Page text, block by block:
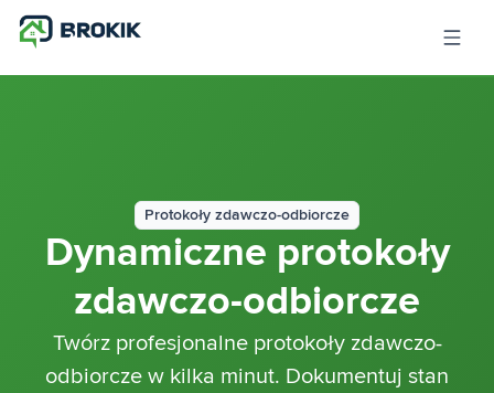
Protokoły zdawczo-odbiorcze
Dynamiczne protokoły
zdawczo-odbiorcze
Twórz profesjonalne protokoły zdawczo-
odbiorcze w kilka minut. Dokumentuj stan